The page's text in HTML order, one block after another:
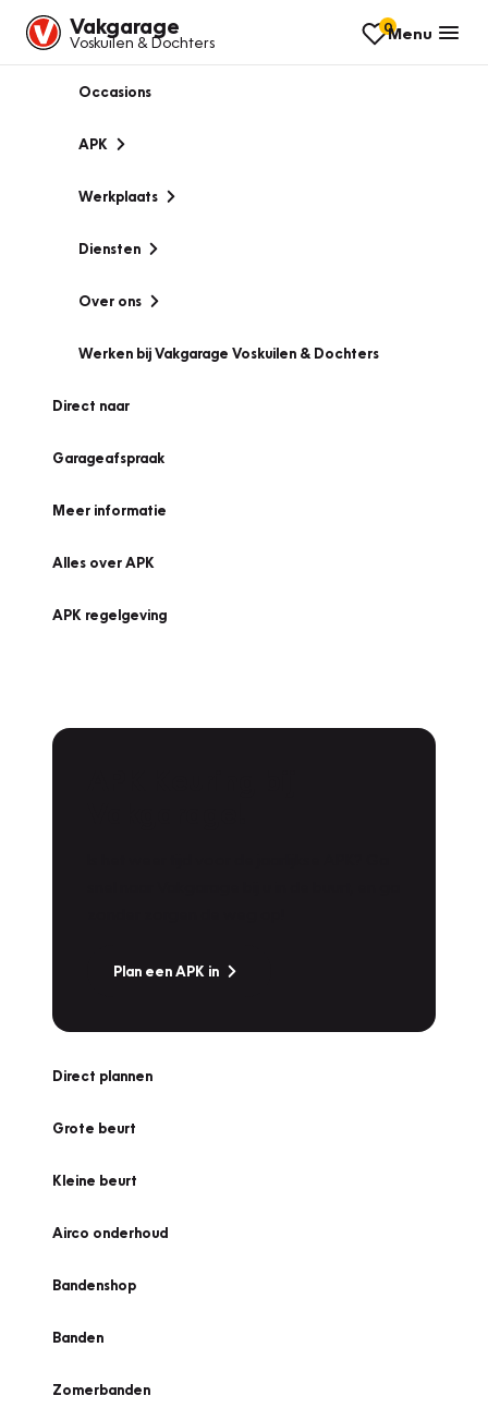
Vakgarage
Voskuilen & Dochters
0Menu
Occasions
APK
Werkplaats
Diensten
Over ons
Werken bij Vakgarage Voskuilen & Dochters
Direct naar
Garageafspraak
Meer informatie
Alles over APK
APK regelgeving
Plan een APK in
Direct plannen
Grote beurt
Kleine beurt
Airco onderhoud
Bandenshop
Banden
Zomerbanden